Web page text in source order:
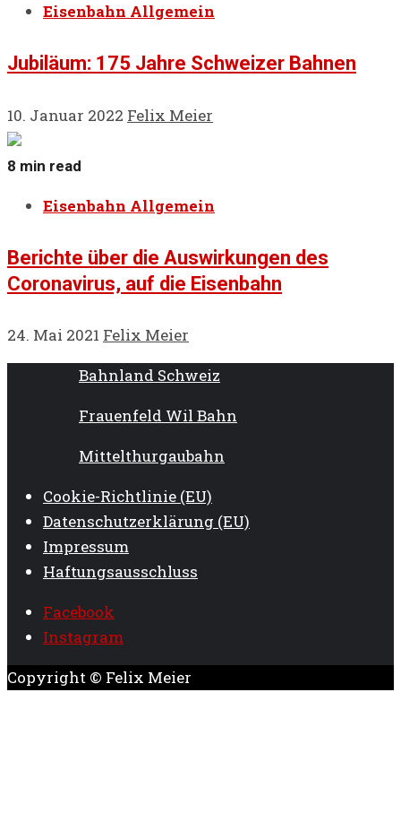
Eisenbahn Allgemein
Jubiläum: 175 Jahre Schweizer Bahnen
10. Januar 2022 Felix Meier
8 min read
Eisenbahn Allgemein
Berichte über die Auswirkungen des
Coronavirus, auf die Eisenbahn
24. Mai 2021 Felix Meier
Bahnland Schweiz
Frauenfeld Wil Bahn
Mittelthurgaubahn
Cookie-Richtlinie (EU)
Datenschutzerklärung (EU)
Impressum
Haftungsausschluss
Facebook
Instagram
Copyright © Felix Meier